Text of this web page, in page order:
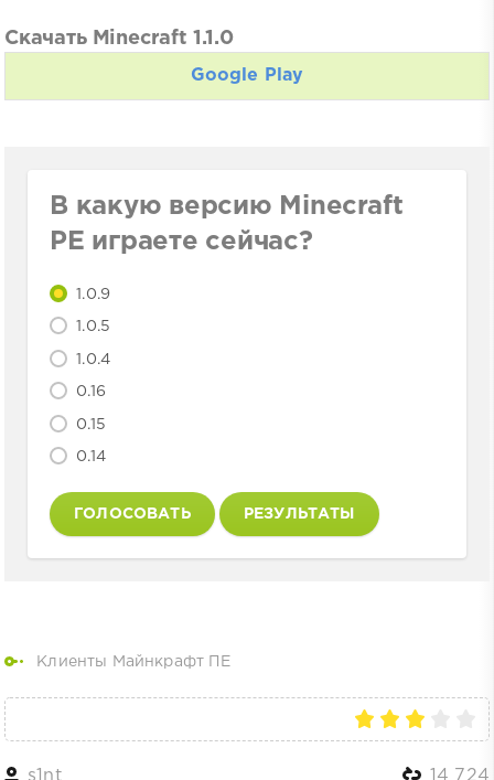
Скачать Minecraft 1.1.0
Google Play
В какую версию Minecraft
PE играете сейчас?
1.0.9
1.0.5
1.0.4
0.16
0.15
0.14
ГОЛОСОВАТЬ РЕЗУЛЬТАТЫ
Клиенты Майнкрафт ПЕ
s1nt 14 724